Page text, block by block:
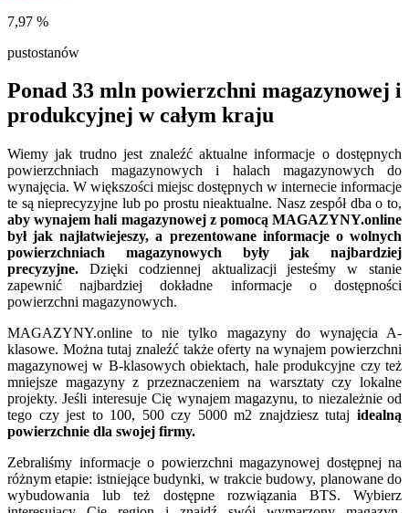
7,97 %
pustostanów
Ponad 33 mln powierzchni magazynowej i
produkcyjnej w całym kraju
Wiemy jak trudno jest znaleźć aktualne informacje o dostępnych
powierzchniach magazynowych i halach magazynowych do
wynajęcia. W większości miejsc dostępnych w internecie informacje
te są nieprecyzyjne lub po prostu nieaktualne. Nasz zespół dba o to,
aby wynajem hali magazynowej z pomocą MAGAZYNY.online
był jak najłatwiejeszy, a prezentowane informacje o wolnych
powierzchniach magazynowych były jak najbardziej
precyzyjne. Dzięki codziennej aktualizacji jesteśmy w stanie
zapewnić najbardziej dokładne informacje o dostępności
powierzchni magazynowych.
MAGAZYNY.online to nie tylko magazyny do wynajęcia A-
klasowe. Można tutaj znaleźć także oferty na wynajem powierzchni
magazynowej w B-klasowych obiektach, hale produkcyjne czy też
mniejsze magazyny z przeznaczeniem na warsztaty czy lokalne
projekty. Jeśli interesuje Cię wynajem magazynu, to niezależnie od
tego czy jest to 100, 500 czy 5000 m2 znajdziesz tutaj idealną
powierzchnie dla swojej firmy.
Zebraliśmy informacje o powierzchni magazynowej dostępnej na
różnym etapie: istniejące budynki, w trakcie budowy, planowane do
wybudowania lub też dostępne rozwiązania BTS. Wybierz